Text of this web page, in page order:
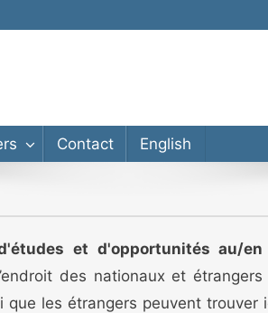
Contact English
et d'opportunités au/en
des nationaux et
les étrangers peuvent